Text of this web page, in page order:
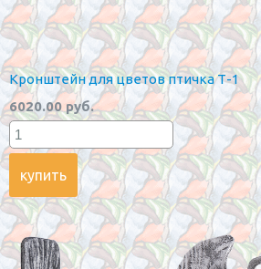
Кронштейн для цветов птичка Т-1
6020.00 руб.